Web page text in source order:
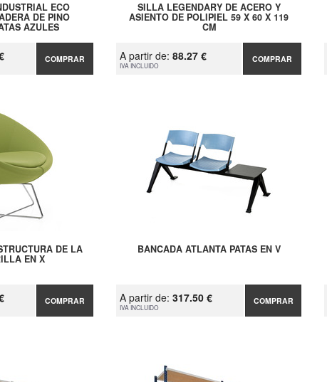
ECO
DE PINO
AZULES
COMPRAR
SILLA LEGENDARY DE ACERO Y
ASIENTO DE POLIPIEL 59 X 60 X 119
CM
A partir de: 88.27 €
IVA INCLUIDO
COMPRAR
DE LA
EN X
COMPRAR
BANCADA ATLANTA PATAS EN V
A partir de: 317.50 €
IVA INCLUIDO
COMPRAR